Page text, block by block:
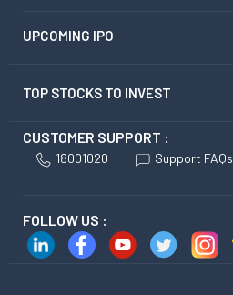
UPCOMING IPO
TOP STOCKS TO INVEST
CUSTOMER SUPPORT :
18001020 Support FAQs
FOLLOW US :